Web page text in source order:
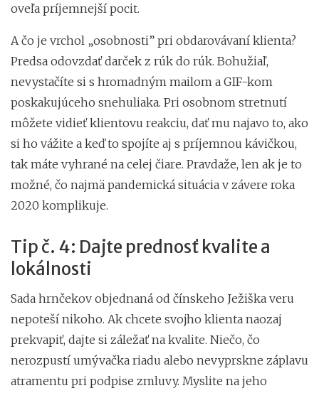
oveľa príjemnejší pocit.
A čo je vrchol „osobnosti” pri obdarovávaní klienta?
Predsa odovzdať darček z rúk do rúk. Bohužiaľ,
nevystačíte si s hromadným mailom a GIF-kom
poskakujúceho snehuliaka. Pri osobnom stretnutí
môžete vidieť klientovu reakciu, dať mu najavo to, ako
si ho vážite a keď to spojíte aj s príjemnou kávičkou,
tak máte vyhrané na celej čiare. Pravdaže, len ak je to
možné, čo najmä pandemická situácia v závere roka
2020 komplikuje.
Tip č. 4: Dajte prednosť kvalite a
lokálnosti
Sada hrnčekov objednaná od čínskeho Ježiška veru
nepoteší nikoho. Ak chcete svojho klienta naozaj
prekvapiť, dajte si záležať na kvalite. Niečo, čo
nerozpustí umývačka riadu alebo nevyprskne záplavu
atramentu pri podpise zmluvy. Myslite na jeho